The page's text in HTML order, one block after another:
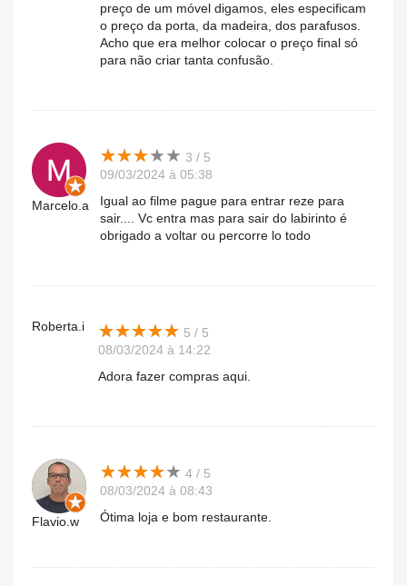
preço de um móvel digamos, eles especificam
o preço da porta, da madeira, dos parafusos.
Acho que era melhor colocar o preço final só
para não criar tanta confusão.
Marcelo.a
★★★★★
★★★★★ 3 / 5
09/03/2024 à 05:38
Igual ao filme pague para entrar reze para
sair.... Vc entra mas para sair do labirinto é
obrigado a voltar ou percorre lo todo
Roberta.i ★★★★★
★★★★★ 5 / 5
08/03/2024 à 14:22
Adora fazer compras aqui.
Flavio.w
★★★★★
★★★★★ 4 / 5
08/03/2024 à 08:43
Ótima loja e bom restaurante.